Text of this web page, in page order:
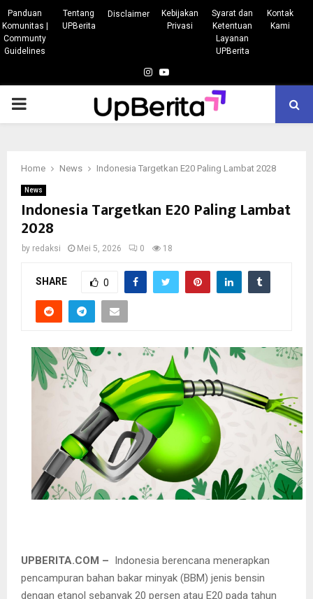
Panduan
Komunitas |
Communty
Guidelines
Tentang
UPBerita
Disclaimer
Kebijakan
Privasi
Syarat dan
Ketentuan
Layanan
UPBerita
Kontak
Kami
Instagram
Youtube
PRIMARY
Home News Indonesia Targetkan E20 Paling Lambat 2028
News
Indonesia Targetkan E20 Paling Lambat
2028
by redaksi Mei 5, 2026 0 18
SHARE 0
UPBERITA.COM – Indonesia berencana menerapkan
pencampuran bahan bakar minyak (BBM) jenis bensin
dengan etanol sebanyak 20 persen atau E20 pada tahun